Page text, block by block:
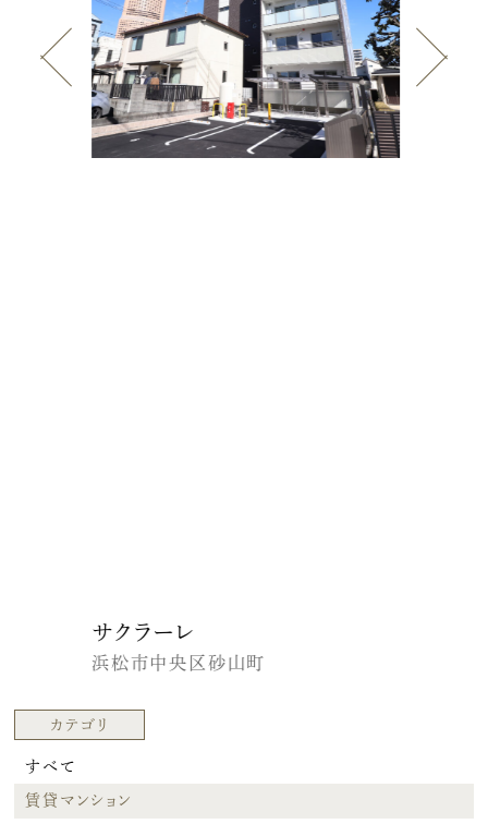
サクラーレ
浜松市中央区砂山町
カテゴリ
すべて
賃貸マンション